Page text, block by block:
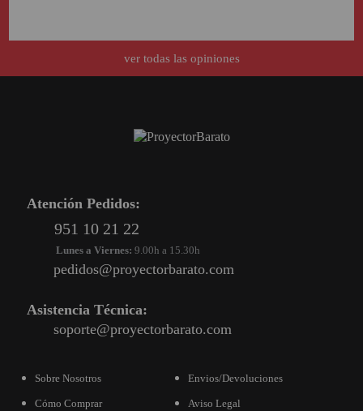
ver todas las opiniones
Atención Pedidos:
951 10 21 22
Lunes a Viernes: 9.00h a 15.30h
pedidos@proyectorbarato.com
Asistencia Técnica:
soporte@proyectorbarato.com
Sobre Nosotros
Cómo Comprar
Envios/Devoluciones
Aviso Legal